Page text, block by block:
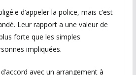
d’appeler la police, mais c’est
Leur rapport a une valeur de
forte que les simples
impliquées.
avec un arrangement à